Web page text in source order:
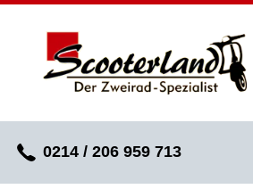
0214 / 206 959 713